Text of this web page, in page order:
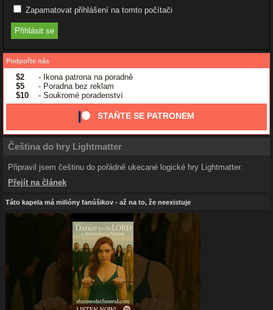
Zapamatovat přihlášení na tomto počítači
Podpořte nás
$2
- Ikona patrona na poradně
$5
- Poradna bez reklam
$10
- Soukromé poradenství
STAŇTE SE PATRONEM
Čeština do hry Lightmatter
Připravil jsem češtinu do pořádně ukecané logické hry Lightmatter.
Přejít na článek
Táto kapela má milióny fanúšikov - až na to, že neexistuje